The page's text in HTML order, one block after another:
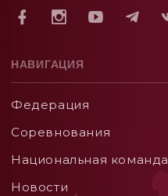
НАВИГАЦИЯ
Федерация
Соревнования
Национальная команда
Новости